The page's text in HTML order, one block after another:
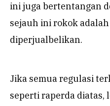
ini juga bertentangan
sejauh ini rokok
diperjualbelikan.
Jika semua regulasi
seperti raperda diatas,